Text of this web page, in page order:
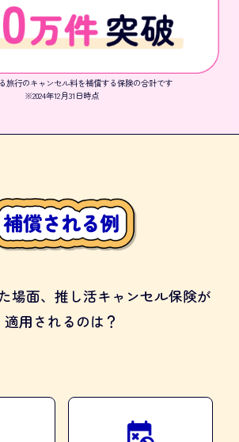
旅行のキャンセル料を補償する保険の合計です
※2024年12月31日時点
場面、 推し活キャンセル保険が
適用されるのは？